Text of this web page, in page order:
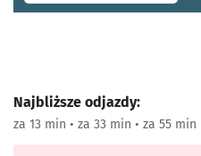
Najbliższe odjazdy:
za 13 min • za 33 min • za 55 min